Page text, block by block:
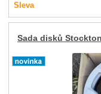
Sleva
Sada disků